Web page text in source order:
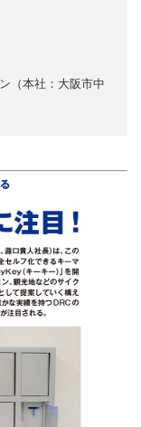
（本社：大阪市中